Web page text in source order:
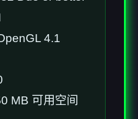
4.1
MB 可用空间